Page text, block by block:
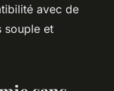
avec de
souple et